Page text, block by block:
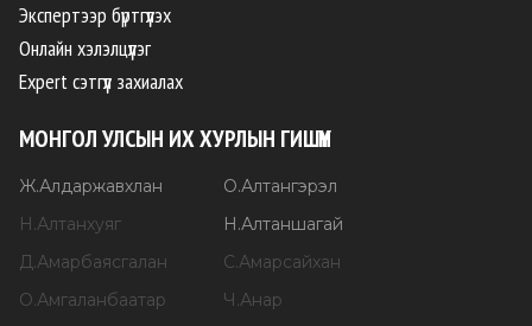
Экспертээр бүртгүүлэх
Онлайн хэлэлцүүлэг
Expert сэтгүүл захиалах
МОНГОЛ УЛСЫН ИХ ХУРЛЫН ГИШҮҮН
Ж.Алдаржавхлан О.Алтангэрэл
Н.Алтанхуяг Н.Алтаншагай
Д.Амарбаясгалан С.Амарсайхан
О.Амгаланбаатар Ч.Анар